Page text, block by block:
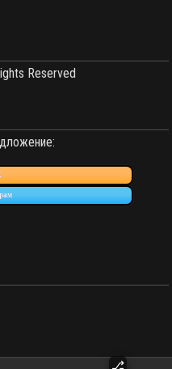
Reserved
⎇